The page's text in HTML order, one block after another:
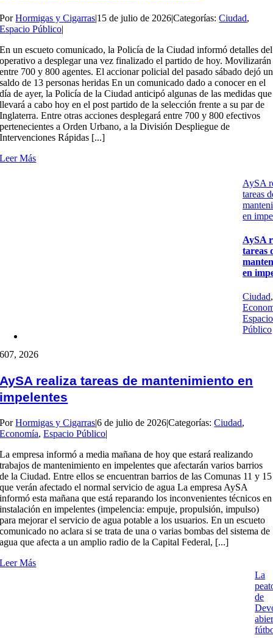
PorHormigas y Cigarras|15 de julio de 2026|Categorías:Ciudad,
Espacio Público|
En un escueto comunicado, la Policía de la Ciudad informó detalles del
operativo a desplegar una vez finalizado el partido de hoy. Movilizarán
entre 700 y 800 agentes. El accionar policial del pasado sábado dejó un
saldo de 13 personas heridas En un comunicado dado a conocer en el
día de ayer, la Policía de la Ciudad anticipó algunas de las medidas que
llevará a cabo hoy en el post partido de la selección frente a su par de
Inglaterra. Entre otras acciones desplegará entre 700 y 800 efectivos
pertenecientes a Orden Urbano, a la División Despliegue de
Intervenciones Rápidas [...]
Leer Más
AySA
tareas
en
AySA
tareas
en
Ciudad,
Espacio
Público
607, 2026
AySA realiza tareas de mantenimiento en
impelentes
PorHormigas y Cigarras|6 de julio de 2026|Categorías:Ciudad,
Economía,Espacio Público|
La empresa informó a media mañana de hoy que estará realizando
trabajos de mantenimiento en impelentes que afectarán varios barrios
de la Ciudad. Entre ellos se encuentran barrios de las Comunas 11 y 15
que verán afectado el normal servicio de agua La empresa AySA
informó esta mañana que está reparando los inconvenientes técnicos en
instalación en impelentes (impelencia: empuje, propulsión, impulso)
para mejorar el servicio de agua potable a los usuarios. En un escueto
comunicado no aclara si se trata de una o varias bombas del sistema de
agua que afecta a un amplio radio de la Capital Federal, [...]
Leer Más
La
de